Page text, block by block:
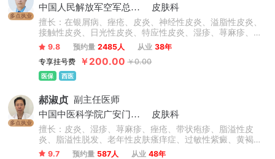
多点执业
中国人民解放军空军总医院
皮肤科
擅长：在银屑病、痤疮、皮炎、神经性皮炎、溢脂性皮炎、
接触性皮炎、日光性皮炎、特应性皮炎、湿疹、荨麻疹、慢
性荨麻疹、急性荨麻疹、丘疹性荨麻疹、胆碱能性荨麻疹等
心身性皮肤病诊治方面有独到的见解和特色。
9.8 预约量 2485人 从业 38年
专享挂号费
￥200.00 ￥0.00
医保 西医
多点执业
郝淑贞 副主任医师
中国中医科学院广安门医院
皮肤科
擅长：皮炎、湿疹、荨麻疹、痤疮、带状疱疹、脂溢性皮
炎、脂溢性脱发、老年性皮肤瘙痒症、过敏性紫癜、黄褐
斑、银屑病、白癜风、扁平疣等皮肤病的诊断及治疗。
9.7 预约量 587人 从业 48年